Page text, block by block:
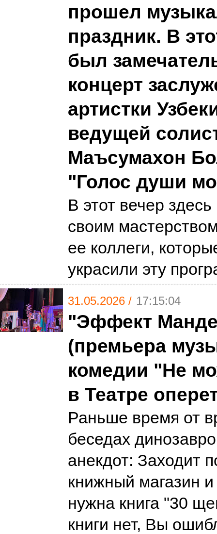
прошел
праздник. В
был
концерт
артистки
ведущей
Маъсумахон
"Голос души
В этот вечер
своим
ее коллеги,
украсили эту
31.05.2026 / 17:15:04
"Эффект
(премьера
комедии "Не
в Театре
Раньше время от
беседах
анекдот: Заходит
книжный магазин
нужна книга "30
книги нет, Вы